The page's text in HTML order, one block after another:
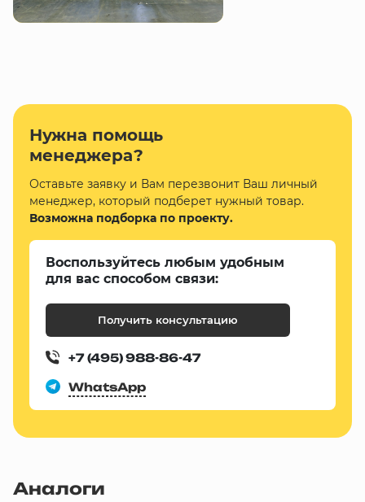
Нужна помощь
менеджера?
Оставьте заявку и Вам перезвонит Ваш личный
менеджер, который подберет нужный товар.
Возможна подборка по проекту.
Воспользуйтесь любым удобным
для вас способом связи:
Получить консультацию
+7 (495) 988-86-47
WhatsApp
Аналоги